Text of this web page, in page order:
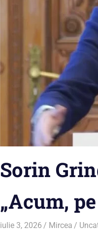
Sorin
„Acum,
iulie 3, 2026 Mircea